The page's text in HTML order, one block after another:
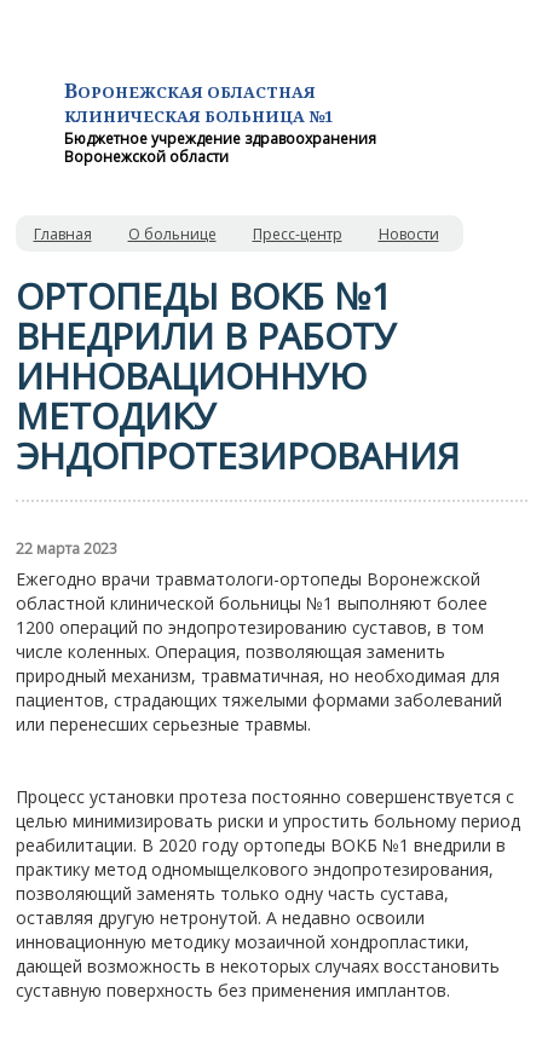
ВОРОНЕЖСКАЯ ОБЛАСТНАЯ
КЛИНИЧЕСКАЯ БОЛЬНИЦА №1
Бюджетное учреждение здравоохранения
Воронежской области
Главная О больнице Пресс-центр Новости
ОРТОПЕДЫ ВОКБ №1
ВНЕДРИЛИ В РАБОТУ
ИННОВАЦИОННУЮ
МЕТОДИКУ
ЭНДОПРОТЕЗИРОВАНИЯ
22 марта 2023
Ежегодно врачи травматологи-ортопеды Воронежской
областной клинической больницы №1 выполняют более
1200 операций по эндопротезированию суставов, в том
числе коленных. Операция, позволяющая заменить
природный механизм, травматичная, но необходимая для
пациентов, страдающих тяжелыми формами заболеваний
или перенесших серьезные травмы.
Процесс установки протеза постоянно совершенствуется с
целью минимизировать риски и упростить больному период
реабилитации. В 2020 году ортопеды ВОКБ №1 внедрили в
практику метод одномыщелкового эндопротезирования,
позволяющий заменять только одну часть сустава,
оставляя другую нетронутой. А недавно освоили
инновационную методику мозаичной хондропластики,
дающей возможность в некоторых случаях восстановить
суставную поверхность без применения имплантов.